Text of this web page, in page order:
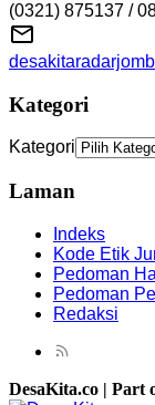
(0321) 875137 /
Kategori
Kategori
Laman
Indeks
Kode Etik
Pedoman
Pedoman
Redaksi
DesaKita.co |